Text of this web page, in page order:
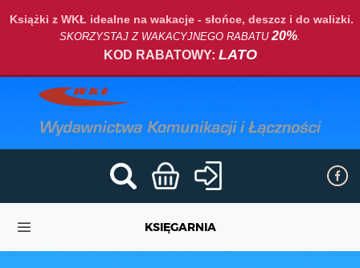
Książki z WKŁ idealne na wakacje - słońce, deszcz i do walizki.
SKORZYSTAJ Z WAKACYJNEGO RABATU20%.
KOD RABATOWY: LATO
KSIĘGARNIA